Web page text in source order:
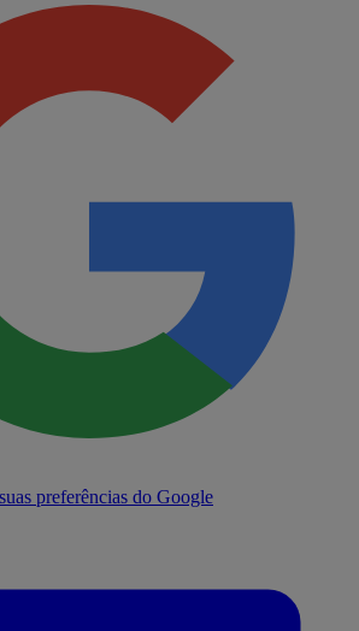
preferências do Google